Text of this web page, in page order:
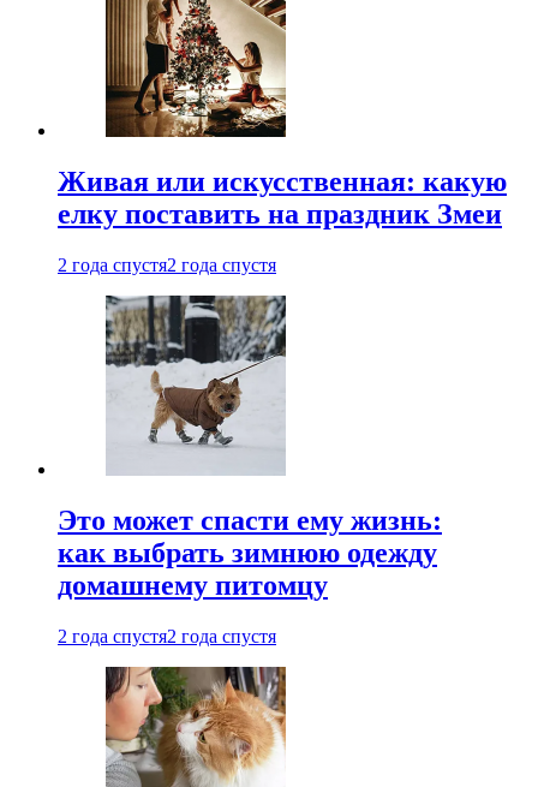
Живая или искусственная: какую
елку поставить на праздник Змеи
2 года спустя2 года спустя
Это может спасти ему жизнь:
как выбрать зимнюю одежду
домашнему питомцу
2 года спустя2 года спустя